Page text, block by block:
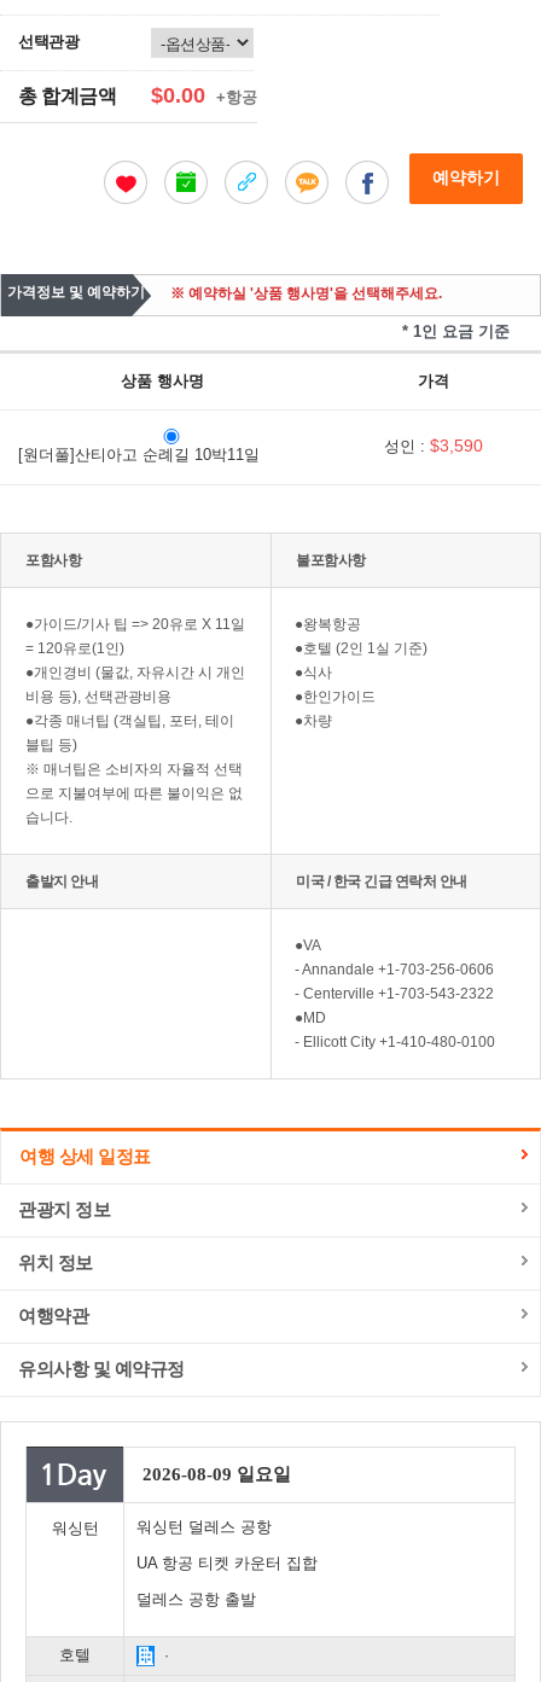
선택관광
총 합계금액 $0.00 +항공
예약하기
가격정보 및 예약하기 ※ 예약하실 '상품 행사명'을 선택해주세요.
* 1인 요금 기준
상품 행사명 가격
[원더풀]산티아고 순례길 10박11일 성인 : $3,590
포함사항
●가이드/기사 팁 => 20유로 X 11일
= 120유로(1인)
●개인경비 (물값, 자유시간 시 개인
비용 등), 선택관광비용
●각종 매너팁 (객실팁, 포터, 테이
블팁 등)
※ 매너팁은 소비자의 자율적 선택
으로 지불여부에 따른 불이익은 없
습니다.
불포함사항
●왕복항공
●호텔 (2인 1실 기준)
●식사
●한인가이드
●차량
출발지 안내 미국 / 한국 긴급 연락처 안내
●VA
- Annandale +1-703-256-0606
- Centerville +1-703-543-2322
●MD
- Ellicott City +1-410-480-0100
여행 상세 일정표
관광지 정보
위치 정보
여행약관
유의사항 및 예약규정
2026-08-09 일요일
워싱턴
워싱턴 덜레스 공항
UA 항공 티켓 카운터 집합
덜레스 공항 출발
호텔 ·